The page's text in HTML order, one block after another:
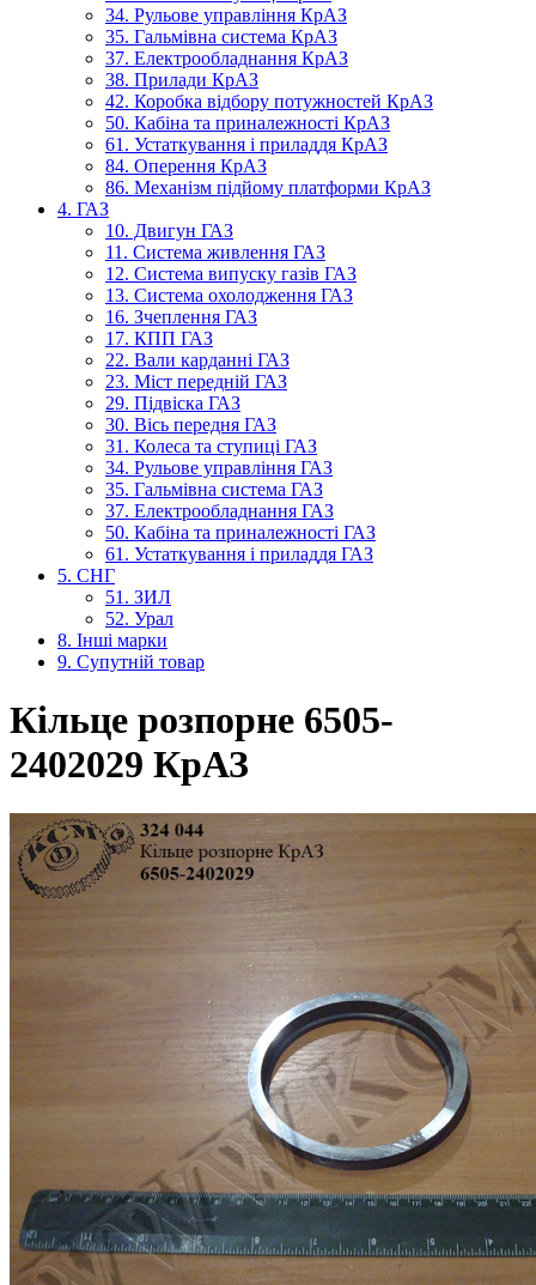
34. Рульове управління КрАЗ
35. Гальмівна система КрАЗ
37. Електрообладнання КрАЗ
38. Прилади КрАЗ
42. Коробка відбору потужностей КрАЗ
50. Кабіна та приналежності КрАЗ
61. Устаткування і приладдя КрАЗ
84. Оперення КрАЗ
86. Механізм підйому платформи КрАЗ
4. ГАЗ
10. Двигун ГАЗ
11. Система живлення ГАЗ
12. Система випуску газів ГАЗ
13. Система охолодження ГАЗ
16. Зчеплення ГАЗ
17. КПП ГАЗ
22. Вали карданні ГАЗ
23. Міст передній ГАЗ
29. Підвіска ГАЗ
30. Вісь передня ГАЗ
31. Колеса та ступиці ГАЗ
34. Рульове управління ГАЗ
35. Гальмівна система ГАЗ
37. Електрообладнання ГАЗ
50. Кабіна та приналежності ГАЗ
61. Устаткування і приладдя ГАЗ
5. СНГ
51. ЗИЛ
52. Урал
8. Інші марки
9. Супутній товар
Кільце розпорне 6505-
2402029 КрАЗ